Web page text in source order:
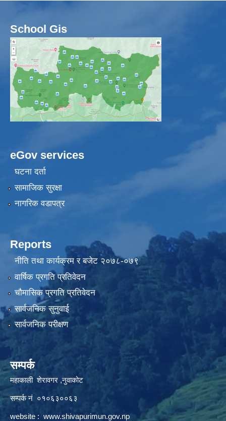
School Gis
eGov services
घटना दर्ता
सामाजिक सुरक्षा
नागरिक वडापत्र
Reports
नीति तथा कार्यक्रम र बजेट २०७८-०७९
वार्षिक प्रगति प्रतिवेदन
चौमासिक प्रगति प्रतिवेदन
सार्वजनिक सुनुवाई
सार्वजनिक परीक्षण
सम्पर्क
महाकाली शेरावगर ,नुवाकोट
सम्पर्क नं ०१०६३००६३
website : www.shivapurimun.gov.np